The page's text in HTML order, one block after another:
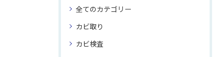
全てのカテゴリー
カビ取り
カビ検査